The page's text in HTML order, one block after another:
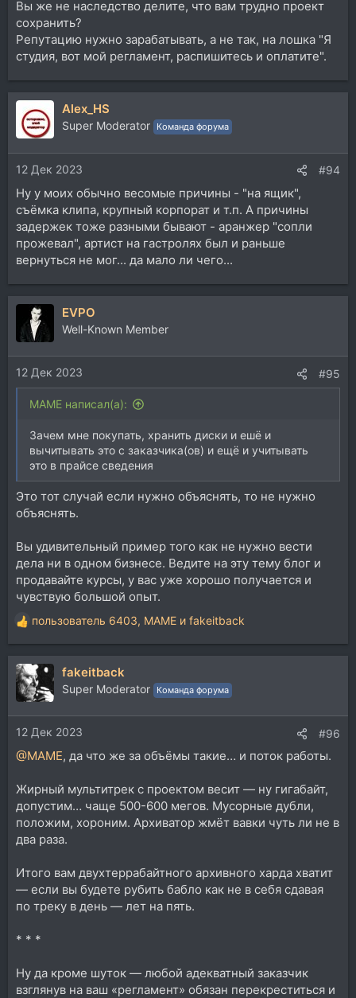
Вы же не наследство делите, что вам трудно проект
сохранить?
Репутацию нужно зарабатывать, а не так, на лошка "Я
студия, вот мой регламент, распишитесь и оплатите".
Alex_HS
Super Moderator Команда форума
12 Дек 2023 #94
Ну у моих обычно весомые причины - "на ящик",
съёмка клипа, крупный корпорат и т.п. А причины
задержек тоже разными бывают - аранжер "сопли
прожевал", артист на гастролях был и раньше
вернуться не мог... да мало ли чего...
EVPO
Well-Known Member
12 Дек 2023 #95
MAME написал(а):
Зачем мне покупать, хранить диски и ешё и
вычитывать это с заказчика(ов) и ещё и учитывать
это в прайсе сведения
Это тот случай если нужно объяснять, то не нужно
объяснять.
Вы удивительный пример того как не нужно вести
дела ни в одном бизнесе. Ведите на эту тему блог и
продавайте курсы, у вас уже хорошо получается и
чувствую большой опыт.
Р
е
а
к
ц
и
и
:
пользователь 6403, MAME и fakeitback
fakeitback
Super Moderator Команда форума
12 Дек 2023 #96
@MAME, да что же за объёмы такие… и поток работы.
Жирный мультитрек с проектом весит — ну гигабайт,
допустим… чаще 500-600 мегов. Мусорные дубли,
положим, хороним. Архиватор жмёт вавки чуть ли не в
два раза.
Итого вам двухтеррабайтного архивного харда хватит
— если вы будете рубить бабло как не в себя сдавая
по треку в день — лет на пять.
* * *
Ну да кроме шуток — любой адекватный заказчик
взглянув на ваш «регламент» обязан перекреститься и